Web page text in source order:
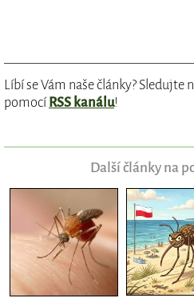
Líbí se Vám naše články? Sledujte
pomocí RSS kanálu!
Další články na